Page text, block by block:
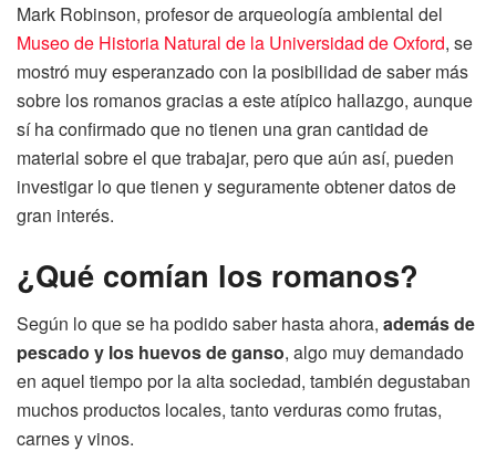
Mark Robinson, profesor de arqueología ambiental del
Museo de Historia Natural de la Universidad de Oxford, se
mostró muy esperanzado con la posibilidad de saber más
sobre los romanos gracias a este atípico hallazgo, aunque
sí ha confirmado que no tienen una gran cantidad de
material sobre el que trabajar, pero que aún así, pueden
investigar lo que tienen y seguramente obtener datos de
gran interés.
¿Qué comían los romanos?
Según lo que se ha podido saber hasta ahora, además de
pescado y los huevos de ganso, algo muy demandado
en aquel tiempo por la alta sociedad, también degustaban
muchos productos locales, tanto verduras como frutas,
carnes y vinos.